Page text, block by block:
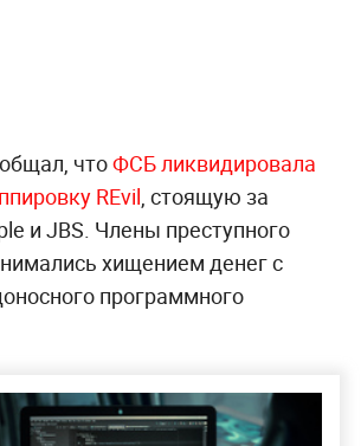
чтоФСБ ликвидировала
REvil , стоящую за
и JBS. Члены преступного
хищением денег с
программного